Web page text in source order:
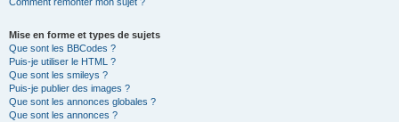
Mise en forme et types de sujets
Que sont les BBCodes ?
Puis-je utiliser le HTML ?
Que sont les smileys ?
Puis-je publier des images ?
Que sont les annonces globales ?
Que sont les annonces ?